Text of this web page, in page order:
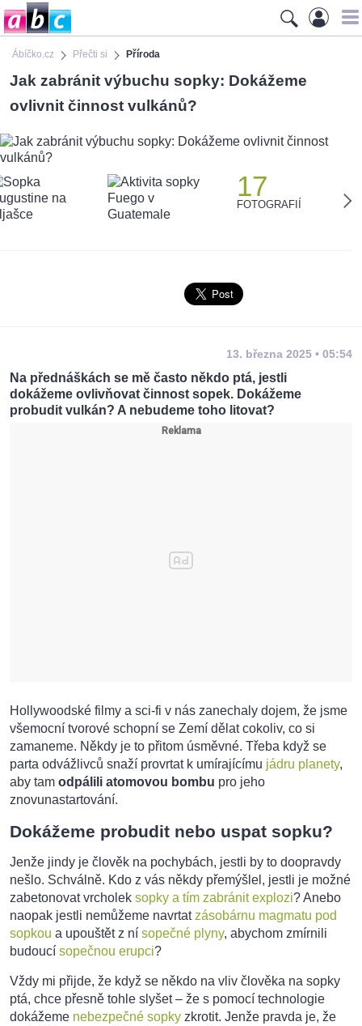
Ábíčko.cz Přečti si Příroda
Jak zabránit výbuchu sopky: Dokážeme
ovlivnit činnost vulkánů?
17
FOTOGRAFIÍ
13. března 2025 • 05:54
Na přednáškách se mě často někdo ptá, jestli
dokážeme ovlivňovat činnost sopek. Dokážeme
probudit vulkán? A nebudeme toho litovat?
Hollywoodské filmy a sci-fi v nás zanechaly dojem, že jsme
všemocní tvorové schopní se Zemí dělat cokoliv, co si
zamaneme. Někdy je to přitom úsměvné. Třeba když se
parta odvážlivců snaží provrtat k umírajícímu jádru planety,
aby tam odpálili atomovou bombu pro jeho
znovunastartování.
Dokážeme probudit nebo uspat sopku?
Jenže jindy je člověk na pochybách, jestli by to doopravdy
nešlo. Schválně. Kdo z vás někdy přemýšlel, jestli je možné
zabetonovat vrcholek sopky a tím zabránit explozi? Anebo
naopak jestli nemůžeme navrtat zásobárnu magmatu pod
sopkou a upouštět z ní sopečné plyny, abychom zmírnili
budoucí sopečnou erupci?
Vždy mi přijde, že když se někdo na vliv člověka na sopky
ptá, chce přesně tohle slyšet – že s pomocí technologie
dokážeme nebezpečné sopky zkrotit. Jenže pravda je, že